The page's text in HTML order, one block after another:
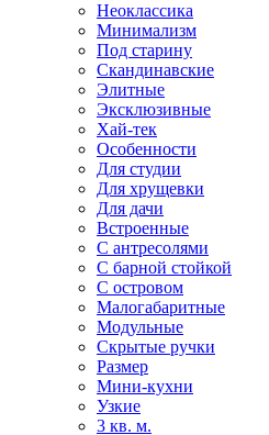
Неоклассика
Минимализм
Под старину
Скандинавские
Элитные
Эксклюзивные
Хай-тек
Особенности
Для студии
Для хрущевки
Для дачи
Встроенные
С антресолями
С барной стойкой
С островом
Малогабаритные
Модульные
Скрытые ручки
Размер
Мини-кухни
Узкие
3 кв. м.